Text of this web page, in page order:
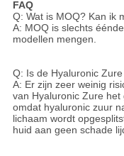
FAQ
Q: Wat is MOQ? Kan ik
A: MOQ is slechts
modellen mengen.
Q: Is de Hyaluronic
A: Er zijn zeer weinig
van Hyaluronic Zure
omdat hyaluronic zuur
lichaam wordt
huid aan geen schade